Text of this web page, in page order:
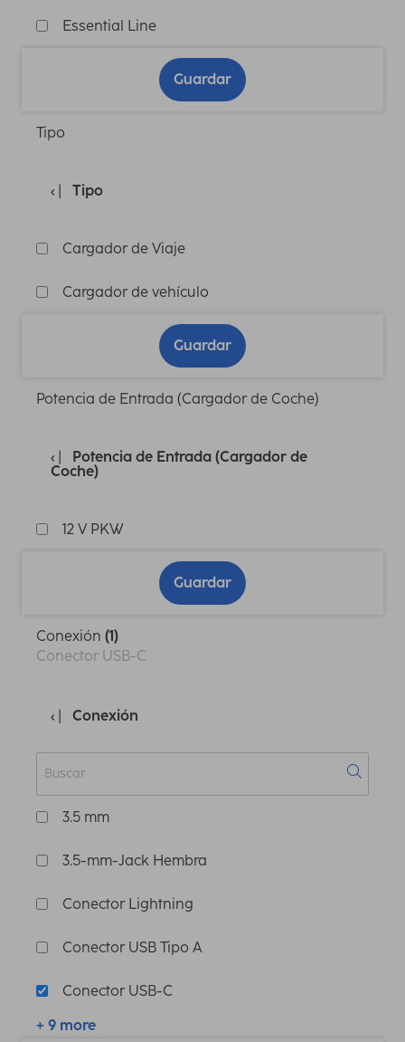
Essential Line
Guardar
Tipo
Tipo
Cargador de Viaje
Cargador de vehículo
Guardar
Potencia de Entrada (Cargador de Coche)
Potencia de Entrada (Cargador de
Coche)
12 V PKW
Guardar
Conexión (1)
Conector USB-C
Conexión
3.5 mm
3.5-mm-Jack Hembra
Conector Lightning
Conector USB Tipo A
Conector USB-C
+ 9 more